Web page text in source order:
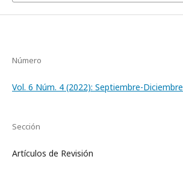
Número
Vol. 6 Núm. 4 (2022): Septiembre-Diciembre
Sección
Artículos de Revisión